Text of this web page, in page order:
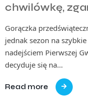
chwilówkę,
Gorączka
jednak sezon na
nadejściem Pierwszej
decyduje się na…
Read more